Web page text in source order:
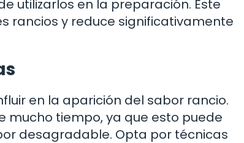
utilizarlos en la preparación. Este
rancios y reduce significativamente
en la aparición del sabor rancio.
tiempo, ya que esto puede
desagradable. Opta por técnicas